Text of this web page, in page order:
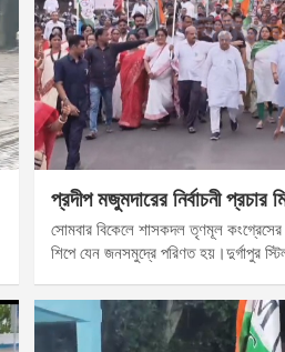
প্রদীপ মজুমদারের নির্বাচনী
সোমবার বিকেলে শাসকদল তৃণমূল কংগ্রেসের
শিপে যেন জনসমুদ্রে পরিণত হয়।দুর্গাপুর